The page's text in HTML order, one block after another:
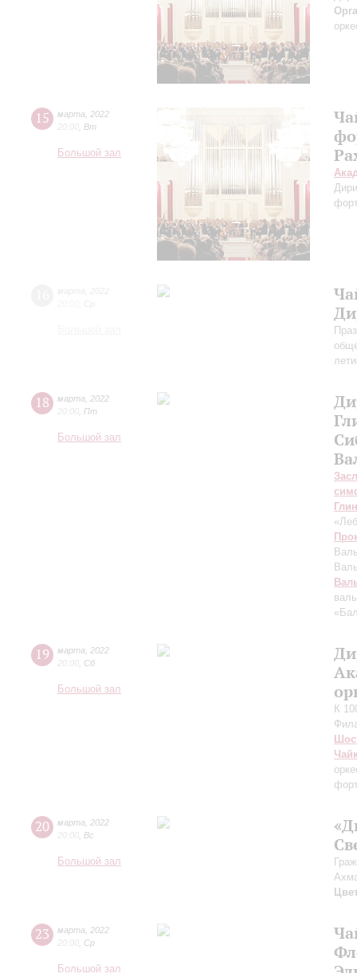
15 марта
2022
20:00 Вт
Большой зал
18 марта
2022
20:00 Пт
Большой зал
19 марта
2022
20:00 Сб
Большой зал
К
20 марта
2022
20:00 Вс
Большой зал
23 марта
2022
20:00 Ср
Большой зал